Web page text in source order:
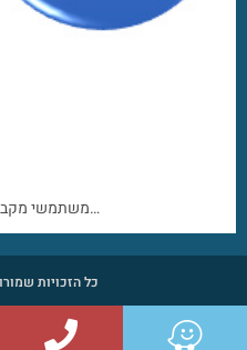
משתמשי מקבוק נהנים מאיכות צליל נקי, מדויק וחד…
כל הזכויות